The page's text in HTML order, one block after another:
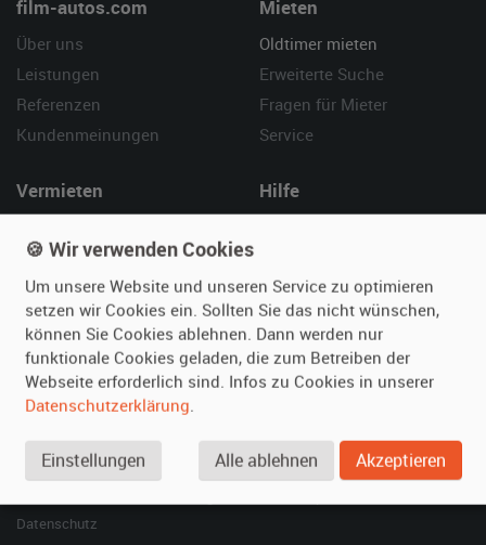
film-autos.com
Über uns
Leistungen
Referenzen
Kundenmeinungen
Mieten
Oldtimer mieten
Erweiterte Suche
Fragen für Mieter
Service
Vermieten
Fotos senden
Fragen für Vermieter
Inserat verwalten
Hilfe
Kontakt
SPECIAL
Berühmte Filmautos –
Datenschutz
🍪 Wir verwenden Cookies
Um unsere Website und unseren Service zu optimieren
setzen wir Cookies ein. Sollten Sie das nicht wünschen,
können Sie Cookies ablehnen. Dann werden nur
funktionale Cookies geladen, die zum Betreiben der
Webseite erforderlich sind. Infos zu Cookies in unserer
Datenschutzerklärung.
Einstellungen Alle ablehnen Akzeptieren